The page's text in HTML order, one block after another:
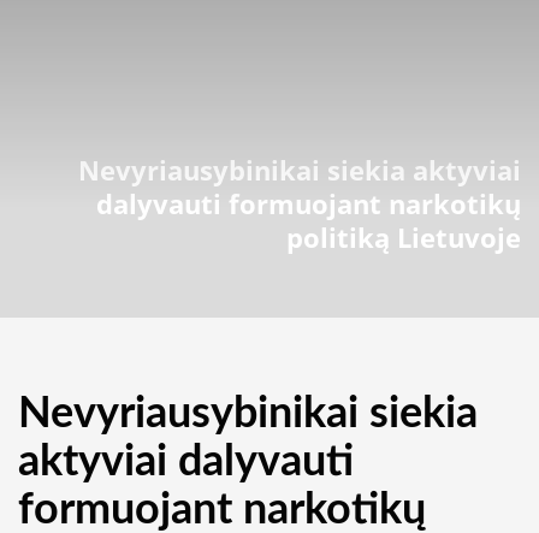
Nevyriausybinikai siekia aktyviai
dalyvauti formuojant narkotikų
politiką Lietuvoje
Nevyriausybinikai siekia
aktyviai dalyvauti
formuojant narkotikų